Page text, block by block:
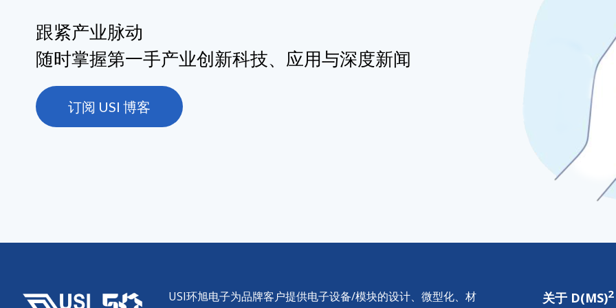
跟紧产业脉动
随时掌握第一手产业创新科技、应用与深度新闻
订阅 USI 博客
USI环旭电子为品牌客户提供电子设备/模块的设计、微型化、材
关于 D(MS)2